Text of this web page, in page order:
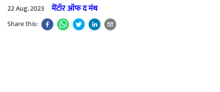
22 Aug. 2023 मेंटॉर ऑफ द मंथ
Share this: